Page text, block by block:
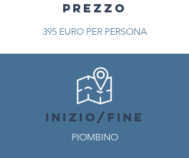
PREZZO
395 EURO PER PERSONA
INIZIO/FINE
PIOMBINO